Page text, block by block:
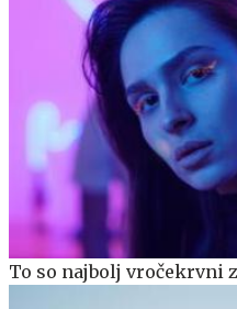
To so najbolj vročekrvni